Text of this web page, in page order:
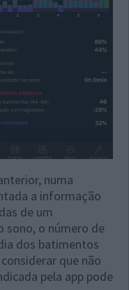
numa
a informação
de um
sono, o número de
dos batimentos
que não
pela app pode